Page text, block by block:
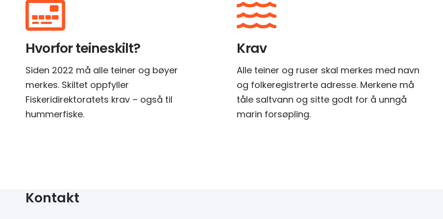
Hvorfor teineskilt?
Siden 2022 må alle teiner og bøyer
merkes. Skiltet oppfyller
Fiskeridirektoratets krav – også til
hummerfiske.
Krav
Alle teiner og ruser skal merkes med navn
og folkeregistrerte adresse. Merkene må
tåle saltvann og sitte godt for å unngå
marin forsøpling.
Kontakt